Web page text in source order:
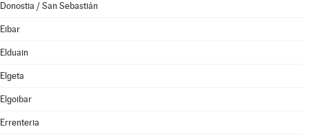
Donostia / San Sebastián
Eibar
Elduain
Elgeta
Elgoibar
Errenteria